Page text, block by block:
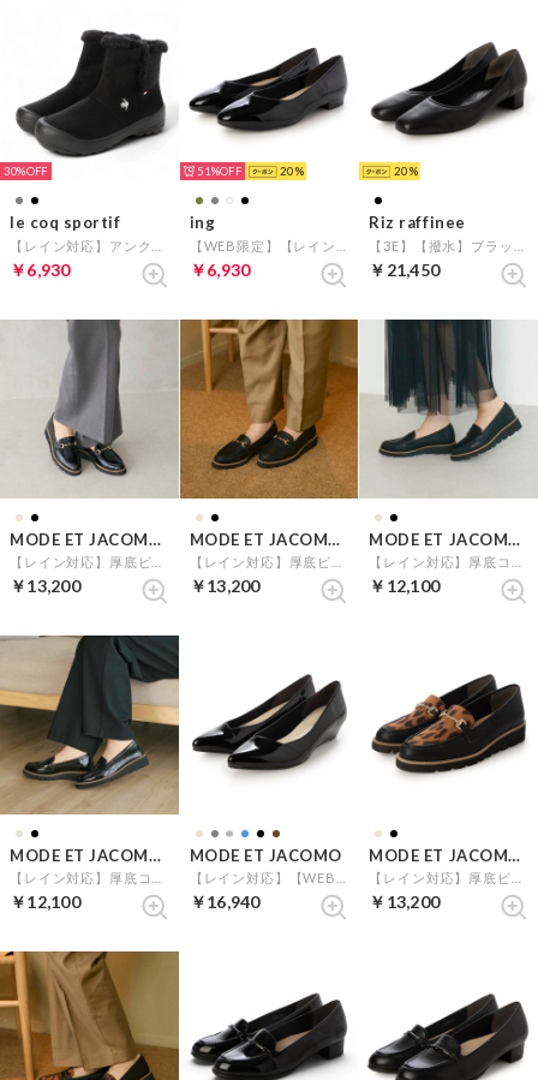
30%
le coq sportif
￥6,930
51% 20
ing
￥6,930
20
Riz raffinee
￥21,450
MODE ET JACOMO carino
￥13,200
MODE ET JACOMO carino
￥13,200
MODE ET JACOMO carino
￥12,100
MODE ET JACOMO carino
￥12,100
MODE ET JACOMO
￥16,940
MODE ET JACOMO carino
￥13,200